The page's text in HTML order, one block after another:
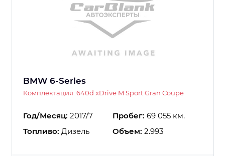
BMW 6-Series
Комплектация: 640d xDrive M Sport Gran Coupe
Год/Месяц: 2017/7 Пробег: 69 055 км.
Топливо: Дизель Объем: 2.993